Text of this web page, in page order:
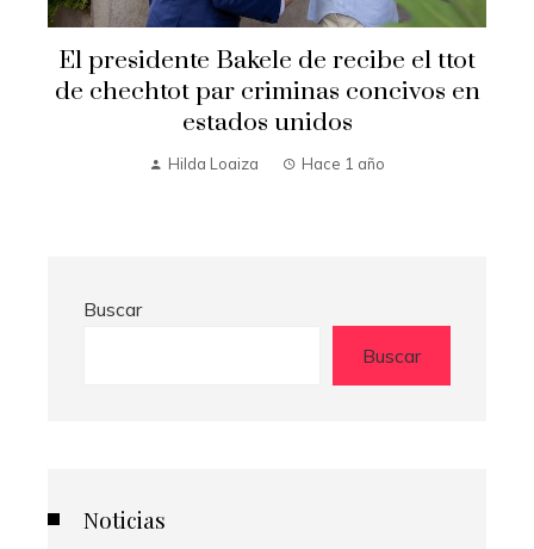
El presidente Bakele de recibe el ttot
de chechtot par criminas concivos en
estados unidos
Hilda Loaiza Hace 1 año
Buscar
Buscar
Noticias